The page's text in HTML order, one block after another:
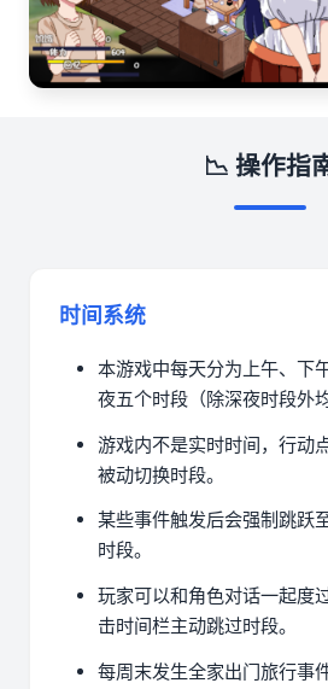
📉 操作指
时间系统
本游戏中每天分为上午、下
夜五个时段（除深夜时段外
游戏内不是实时时间，行动
被动切换时段。
某些事件触发后会强制跳跃
时段。
玩家可以和角色对话一起度
击时间栏主动跳过时段。
每周末发生全家出门旅行事